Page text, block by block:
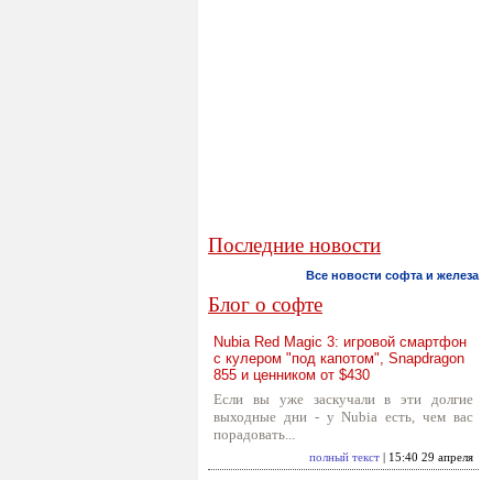
Последние новости
Все новости софта и железа
Блог о софте
Nubia Red Magic 3: игровой смартфон
с кулером "под капотом", Snapdragon
855 и ценником от $430
Если вы уже заскучали в эти долгие
выходные дни - у Nubia есть, чем вас
порадовать...
полный текст | 15:40 29 апреля